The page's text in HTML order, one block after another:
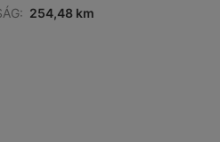
254,48 km